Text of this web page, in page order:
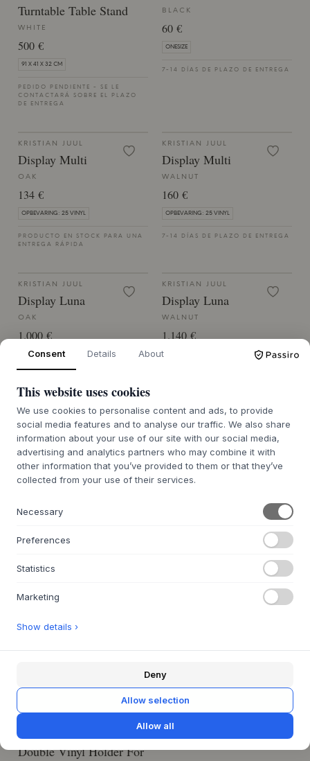
Turntable Table Stand
WHITE
500 €
91 X 41 X 32 CM
PEDIDO PENDIENTE - SE LE
CONTACTARÁ SOBRE EL PLAZO
DE ENTREGA
BLACK
60 €
ONESIZE
7-14 DÍAS DE PLAZO DE ENTREGA
KRISTIAN JUUL
Display Multi
OAK
134 €
OPBEVARING: 25 VINYL
PRODUCTO EN STOCK PARA UNA
ENTREGA RÁPIDA
KRISTIAN JUUL
Display Multi
WALNUT
160 €
OPBEVARING: 25 VINYL
7-14 DÍAS DE PLAZO DE ENTREGA
KRISTIAN JUUL
Display Luna
OAK
1.000 €
H: 605 MM, B: 974 MM, D: 487 MM;
KRISTIAN JUUL
Display Luna
WALNUT
1.140 €
H: 605 MM, B: 974 MM, D: 487 MM;
KRISTIAN JUUL
Speaker Covers For
Display Luna (2 Pcs)
OAK
SÆT AF 2
7-14 DÍAS DE PLAZO DE ENTREGA
KRISTIAN JUUL
Speaker Covers For
Display Luna (2 Pcs)
WALNUT
7-14 DÍAS DE PLAZO DE ENTREGA
Intermediate Plate For
OAK
Intermediate Plate For
VINYL MAKS. 2 PR. MØBEL
KRISTIAN JUUL
Double Vinyl Holder For
Consent Details About
This website uses cookies
We use cookies to personalise content and ads, to provide
social media features and to analyse our traffic. We also share
information about your use of our site with our social media,
advertising and analytics partners who may combine it with
other information that you’ve provided to them or that they’ve
collected from your use of their services.
Necessary
Preferences
Statistics
Marketing
Show details ›
Deny
Allow selection
Allow all